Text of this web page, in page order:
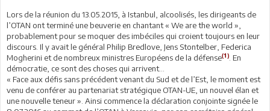
Lors de la réunion du 13.05.2015, à Istanbul, alcoolisés, les dirigeants de
l’OTAN ont terminé une beuverie en chantant « We are the world »,
probablement pour se moquer des imbéciles qui croient toujours en leur
discours. Il y avait le général Philip Bredlove, Jens Stontelber, Federica
Mogherini et de nombreux ministres Européens de la défense(1) . En
démocratie, ce sont des choses qui arrivent...
« Face aux défis sans précédent venant du Sud et de l’Est, le moment est
venu de conférer au partenariat stratégique OTAN-UE, un nouvel élan et
une nouvelle teneur ». Ainsi commence la déclaration conjointe signée le